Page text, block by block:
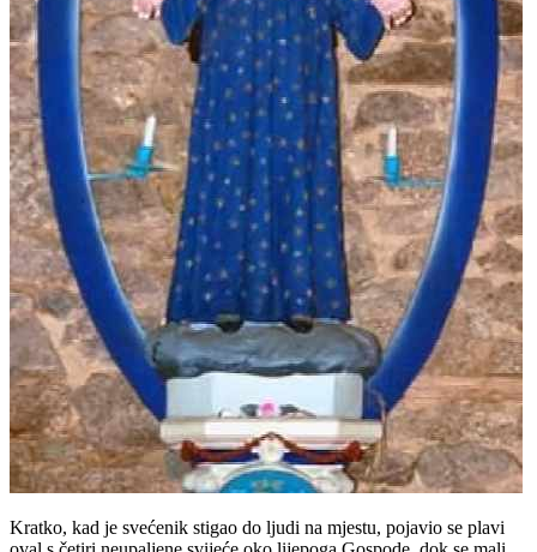
Kratko, kad je svećenik stigao do ljudi na mjestu, pojavio se plavi